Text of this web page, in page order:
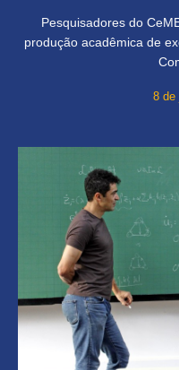
Pesquisadores do
produção acadêmica de
8 de